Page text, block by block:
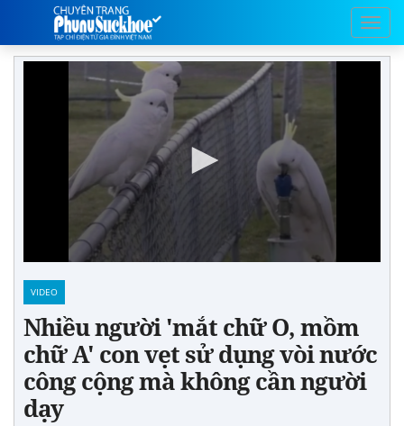
VIDEO
Nhiều người 'mắt chữ O, mồm
chữ A' con vẹt sử dụng vòi nước
công cộng mà không cần người
dạy